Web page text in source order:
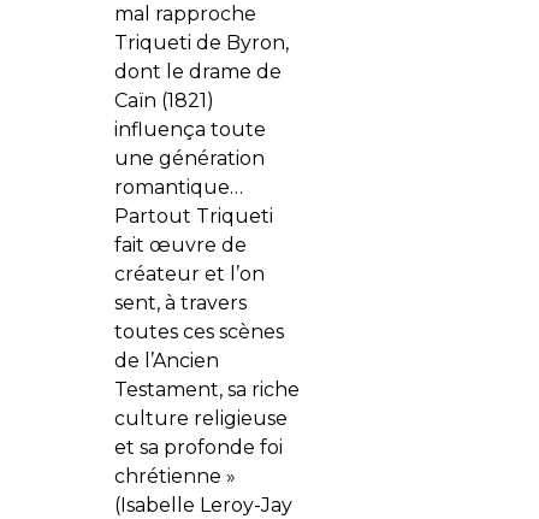
mal rapproche
Triqueti de Byron,
dont le drame de
Caïn (1821)
influença toute
une génération
romantique…
Partout Triqueti
fait œuvre de
créateur et l’on
sent, à travers
toutes ces scènes
de l’Ancien
Testament, sa riche
culture religieuse
et sa profonde foi
chrétienne »
(Isabelle Leroy-Jay